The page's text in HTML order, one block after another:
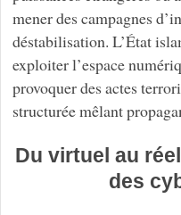
mener des campagnes
déstabilisation. L’État
exploiter l’espace
provoquer des actes
structurée mêlant
Du virtuel au
des